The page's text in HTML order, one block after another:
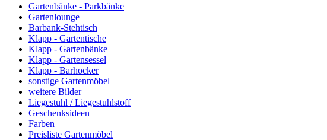
Gartenbänke - Parkbänke
Gartenlounge
Barbank-Stehtisch
Klapp - Gartentische
Klapp - Gartenbänke
Klapp - Gartensessel
Klapp - Barhocker
sonstige Gartenmöbel
weitere Bilder
Liegestuhl / Liegestuhlstoff
Geschenksideen
Farben
Preisliste Gartenmöbel